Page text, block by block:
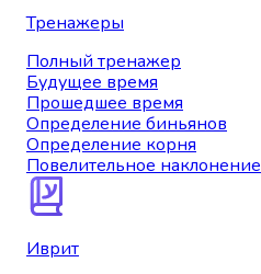
Тренажеры
Полный тренажер
Будущее время
Прошедшее время
Определение биньянов
Определение корня
Повелительное наклонение
Иврит